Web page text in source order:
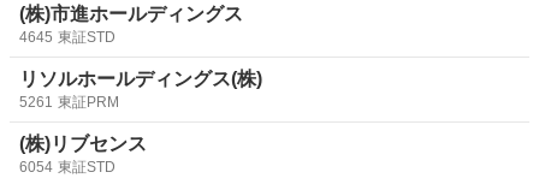
(株)市進ホールディングス
4645 東証STD
リソルホールディングス(株)
5261 東証PRM
(株)リブセンス
6054 東証STD